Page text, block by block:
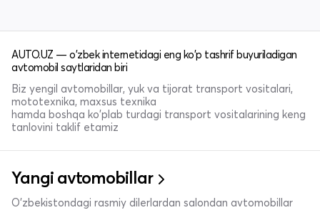
AUTO.UZ — o'zbek internetidagi eng ko'p tashrif buyuriladigan
avtomobil saytlaridan biri
Biz yengil avtomobillar, yuk va tijorat transport vositalari,
mototexnika, maxsus texnika
hamda boshqa ko'plab turdagi transport vositalarining keng
tanlovini taklif etamiz
Yangi avtomobillar
O'zbekistondagi rasmiy dilerlardan salondan avtomobillar